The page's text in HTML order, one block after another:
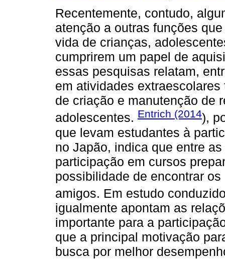
Recentemente, contudo,
atenção a outras funções
vida de crianças,
cumprirem um papel de
essas pesquisas relatam,
em atividades
de criação e manutenção de
adolescentes. Entrich (2014),
que levam estudantes à
no Japão, indica que entre
participação em cursos
possibilidade de encontrar
amigos. Em estudo
igualmente apontam as
importante para a
que a principal motivação
busca por melhor